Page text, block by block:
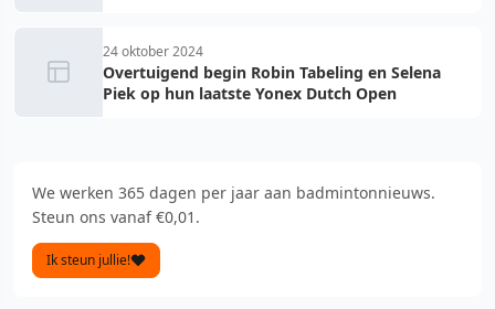
24 oktober 2024
Overtuigend begin Robin Tabeling en Selena
Piek op hun laatste Yonex Dutch Open
We werken 365 dagen per jaar aan badmintonnieuws.
Steun ons vanaf €0,01.
Ik steun jullie!